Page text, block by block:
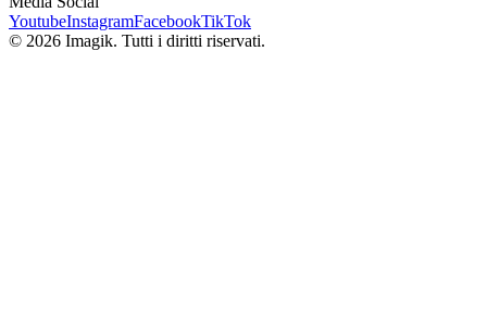
YoutubeInstagramFacebookTikTok
© 2026 Imagik. Tutti i diritti riservati.